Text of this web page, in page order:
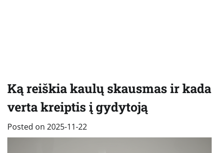
Ką reiškia kaulų skausmas ir kada
verta kreiptis į gydytoją
Posted on 2025-11-22